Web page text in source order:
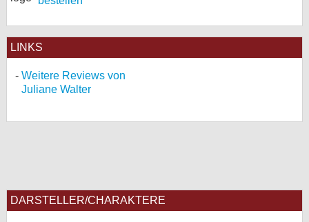
LINKS
Weitere Reviews von
Juliane Walter
DARSTELLER/CHARAKTERE